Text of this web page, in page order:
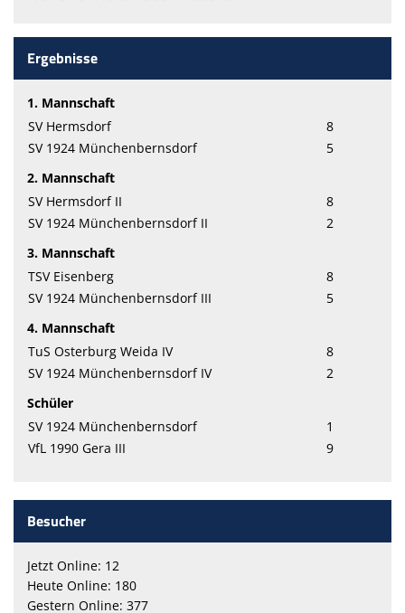
Ergebnisse
1. Mannschaft
SV Hermsdorf
8
SV 1924 Münchenbernsdorf
5
2. Mannschaft
SV Hermsdorf II
8
SV 1924 Münchenbernsdorf II
2
3. Mannschaft
TSV Eisenberg
8
SV 1924 Münchenbernsdorf III
5
4. Mannschaft
TuS Osterburg Weida IV
8
SV 1924 Münchenbernsdorf IV
2
Schüler
SV 1924 Münchenbernsdorf
1
VfL 1990 Gera III
9
Besucher
Jetzt Online: 12
Heute Online: 180
Gestern Online: 377